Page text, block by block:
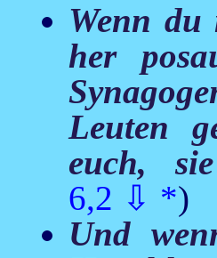
Wenn
her
Leuten
euch,
6,2 ⇩ *)
Und